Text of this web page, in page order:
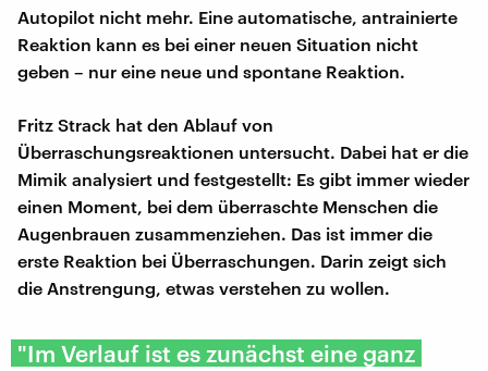
Autopilot nicht mehr. Eine automatische, antrainierte
Reaktion kann es bei einer neuen Situation nicht
geben – nur eine neue und spontane Reaktion.
Fritz Strack hat den Ablauf von
Überraschungsreaktionen untersucht. Dabei hat er die
Mimik analysiert und festgestellt: Es gibt immer wieder
einen Moment, bei dem überraschte Menschen die
Augenbrauen zusammenziehen. Das ist immer die
erste Reaktion bei Überraschungen. Darin zeigt sich
die Anstrengung, etwas verstehen zu wollen.
"Im Verlauf ist es zunächst eine ganz